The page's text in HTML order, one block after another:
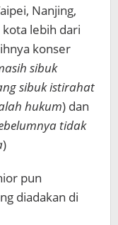
Nanjing,
lebih dari
konser
sibuk
sibuk istirahat
hukum) dan
tidak
)
pun
diadakan di